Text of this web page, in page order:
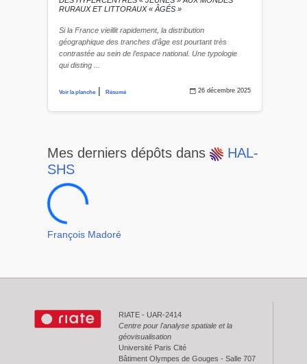
RURAUX ET LITTORAUX « ÂGÉS »
Si la France vieillit rapidement, la distribution
géographique des tranches d’âge est pourtant très
contrastée au sein de l’espace national. Une typologie
qui disting ...
Voir la planche | Résumé 26 décembre 2025
Mes derniers dépôts dans
HAL-
SHS
François Madoré
RIATE - UAR-2414
Centre pour l'analyse spatiale et la
géovisualisation
Université Paris Cité
Bâtiment Olympes de Gouges - Salle 707